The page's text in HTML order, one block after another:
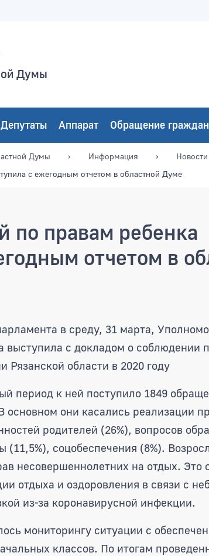
Думы
Депутаты Аппарат Обращение граждан
Думы Информация
Новости
с ежегодным отчетом в областной Думе
по правам ребенка
отчетом в
ребенка
в среду, 31 марта,
выступила с докладом о соблюдении
Рязанской области в 2020 году
период к ней поступило 1849
основном они касались реализации
родителей (26%), вопросов
соцобеспечения (8%).
несовершеннолетних на отдых. Это
отдыха и оздоровления в связи с
из-за коронавирусной инфекции.
мониторингу ситуации с
классов. По итогам